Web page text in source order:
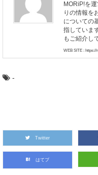
の旅
高野山
野町）
智頭
と物
日本人
ーズ。
MORiP!を
りの情報を
についての
指していま
もご紹介し
WEB SITE :
-
Twitter
はてブ